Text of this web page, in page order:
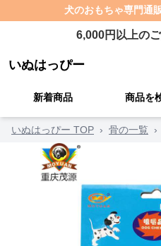
犬のおもちゃ専門通
6,000円以上の
いぬはっぴー
新着商品 商品を
いぬはっぴー TOP › 骨の一覧 ›